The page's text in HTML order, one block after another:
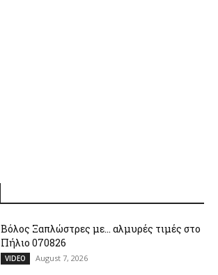
Βόλος Ξαπλώστρες με… αλμυρές τιμές στο
Πήλιο 070826
VIDEO August 7, 2026